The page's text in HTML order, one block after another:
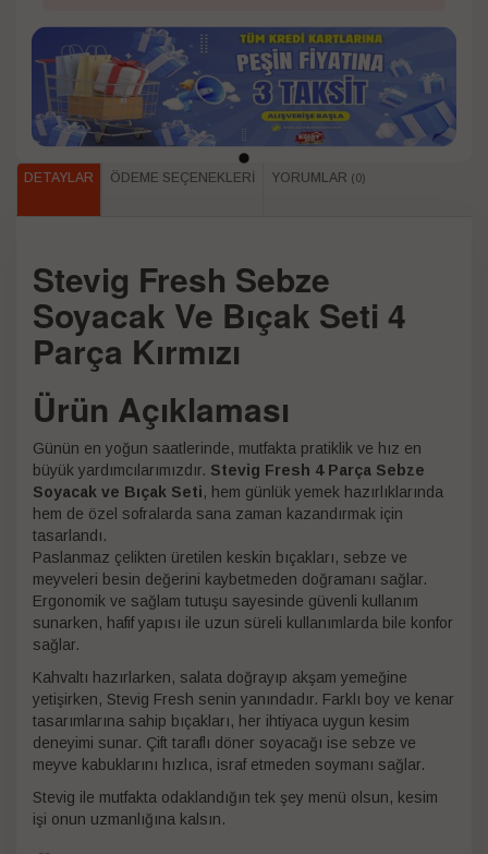
DETAYLAR ÖDEME SEÇENEKLERI YORUMLAR (0)
Stevig Fresh Sebze
Soyacak Ve Bıçak Seti 4
Parça Kırmızı
Ürün Açıklaması
Günün en yoğun saatlerinde, mutfakta pratiklik ve hız en
büyük yardımcılarımızdır. Stevig Fresh 4 Parça Sebze
Soyacak ve Bıçak Seti, hem günlük yemek hazırlıklarında
hem de özel sofralarda sana zaman kazandırmak için
tasarlandı.
Paslanmaz çelikten üretilen keskin bıçakları, sebze ve
meyveleri besin değerini kaybetmeden doğramanı sağlar.
Ergonomik ve sağlam tutuşu sayesinde güvenli kullanım
sunarken, hafif yapısı ile uzun süreli kullanımlarda bile konfor
sağlar.
Kahvaltı hazırlarken, salata doğrayıp akşam yemeğine
yetişirken, Stevig Fresh senin yanındadır. Farklı boy ve kenar
tasarımlarına sahip bıçakları, her ihtiyaca uygun kesim
deneyimi sunar. Çift taraflı döner soyacağı ise sebze ve
meyve kabuklarını hızlıca, israf etmeden soymanı sağlar.
Stevig ile mutfakta odaklandığın tek şey menü olsun, kesim
işi onun uzmanlığına kalsın.